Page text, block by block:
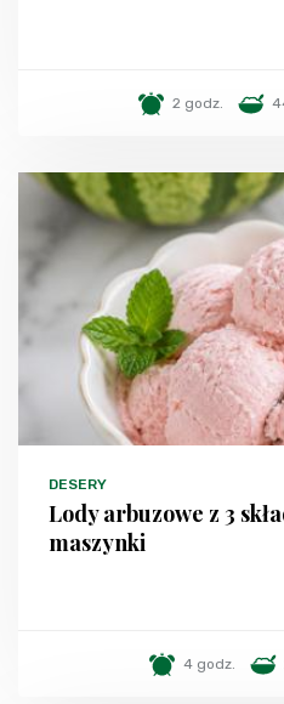
2 godz.
DESERY
Lody arbuzowe z 3
maszynki
4 godz.